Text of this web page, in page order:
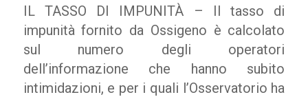
IL TASSO DI IMPUNITÀ – Il tasso di
impunità fornito da Ossigeno è calcolato
sul numero degli operatori
dell’informazione che hanno subito
intimidazioni, e per i quali l’Osservatorio ha